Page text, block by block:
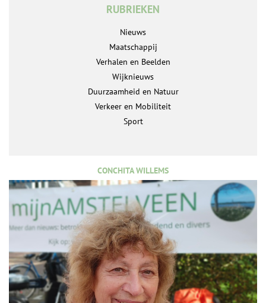
RUBRIEKEN
Nieuws
Maatschappij
Verhalen en Beelden
Wijknieuws
Duurzaamheid en Natuur
Verkeer en Mobiliteit
Sport
CONCHITA WILLEMS